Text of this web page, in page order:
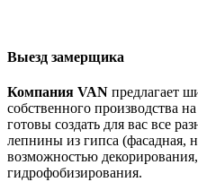
Выезд замерщика
Компания VAN предлагает
собственного производства
готовы создать для вас все
лепнины из гипса (фасадная,
возможностью
гидрофобизирования.